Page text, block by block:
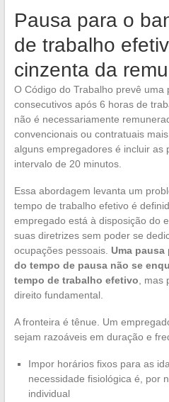
Pausa para o
de trabalho
cinzenta da
O Código do Trabalho prevê
consecutivos após 6 horas de
não é necessariamente
convencionais ou contratuais
alguns empregadores é incluir as
intervalo de 20 minutos.
Essa abordagem levanta um
tempo de trabalho efetivo é
empregado está à disposição do
suas diretrizes sem poder se
ocupações pessoais. Uma
do tempo de pausa não se
tempo de trabalho efetivo, mas
direito fundamental.
A fronteira é tênue. Um
sejam razoáveis em duração e
Impor horários fixos para as
necessidade fisiológica é, por
individual